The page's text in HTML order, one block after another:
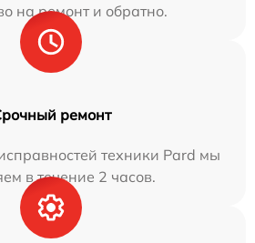
на ремонт и обратно.
ремонт
техники Pard мы
в течение 2 часов.